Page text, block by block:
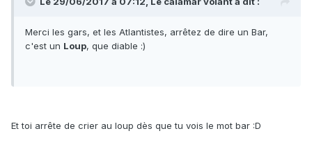
Merci les gars, et les Atlantistes, arrêtez de dire un Bar,
c'est un Loup, que diable :)
Et toi arrête de crier au loup dès que tu vois le mot bar :D